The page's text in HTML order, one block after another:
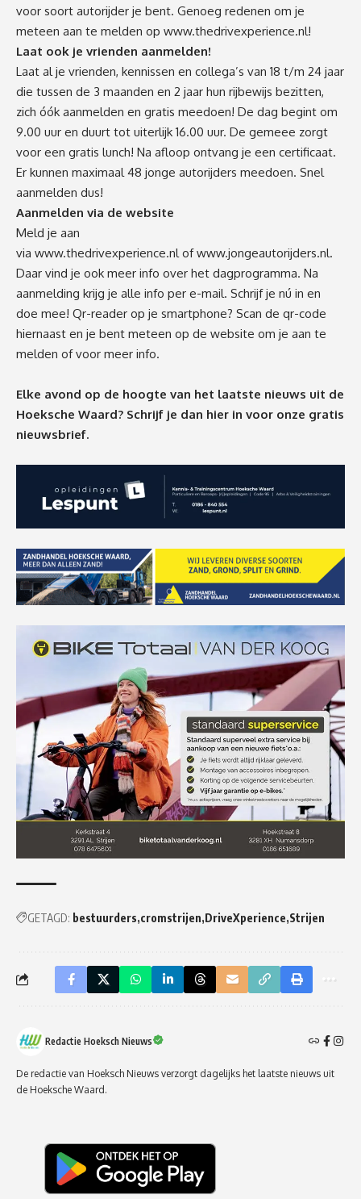
voor soort autorijder je bent. Genoeg redenen om je
meteen aan te melden op www.thedrivexperience.nl!
Laat ook je vrienden aanmelden!
Laat al je vrienden, kennissen en collega’s van 18 t/m 24 jaar
die tussen de 3 maanden en 2 jaar hun rijbewijs bezitten,
zich óók aanmelden en gratis meedoen! De dag begint om
9.00 uur en duurt tot uiterlijk 16.00 uur. De gemeee zorgt
voor een gratis lunch! Na afloop ontvang je een certificaat.
Er kunnen maximaal 48 jonge autorijders meedoen. Snel
aanmelden dus!
Aanmelden via de website
Meld je aan
via www.thedrivexperience.nlofwww.jongeautorijders.nl.
Daar vind je ook meer info over het dagprogramma. Na
aanmelding krijg je alle info per e-mail. Schrijf je nú in en
doe mee! Qr-reader op je smartphone? Scan de qr-code
hiernaast en je bent meteen op de website om je aan te
melden of voor meer info.
Elke avond op de hoogte van het laatste nieuws uit de
Hoeksche Waard? Schrijf je dan hier in voor onze gratis
nieuwsbrief.
GETAGD: bestuurders cromstrijen DriveXperience Strijen
Redactie Hoeksch Nieuws
De redactie van Hoeksch Nieuws verzorgt dagelijks het laatste nieuws uit
de Hoeksche Waard.